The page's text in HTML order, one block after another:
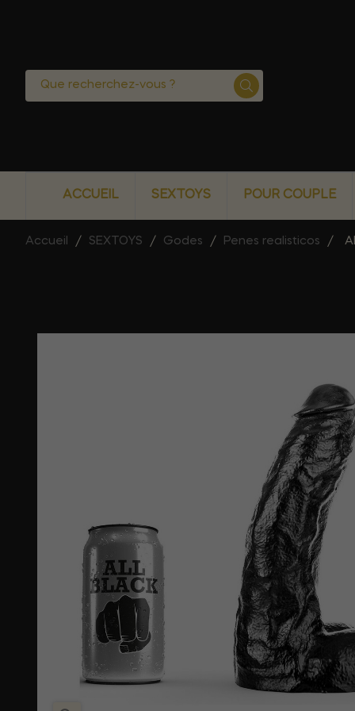
ACCUEIL SEXTOYS POUR COUPLE
Accueil SEXTOYS Godes Penes realisticos